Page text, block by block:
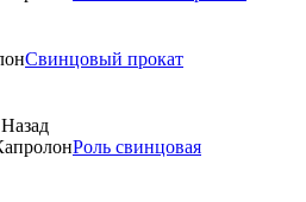
Свинцовый прокат
Назад
Роль свинцовая